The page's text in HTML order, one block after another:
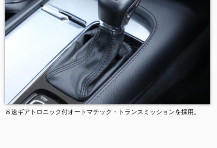
８速ギアトロニック付オートマチック・トランスミッションを採用。